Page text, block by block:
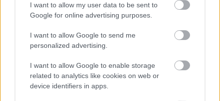
I want to allow my user data to be sent to
Google for online advertising purposes.
I want to allow Google to send me
personalized advertising.
I want to allow Google to enable storage
related to analytics like cookies on web or
device identifiers in apps.
üzemanyag-befecskendezők cseréjére van szükség,
holott nem. Ez egy módja annak, hogy még több